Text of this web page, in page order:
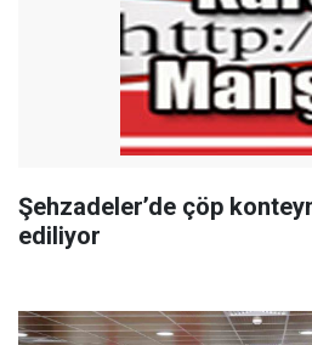
Şehzadeler’de çöp
ediliyor